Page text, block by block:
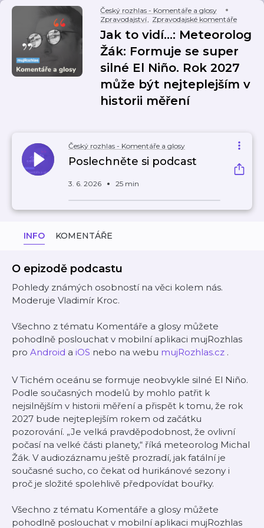
Český rozhlas - Komentáře a glosy
Zpravodajství, Zpravodajské komentáře
Jak to vidí...: Meteorolog
Žák: Formuje se super
silné El Niño. Rok 2027
může být nejteplejším v
historii měření
Český rozhlas - Komentáře a glosy
Poslechněte si podcast
3. 6. 2026 25 min
INFO KOMENTÁŘE
O epizodě podcastu
Pohledy známých osobností na věci kolem nás.
Moderuje Vladimír Kroc.
Všechno z tématu Komentáře a glosy můžete
pohodlně poslouchat v mobilní aplikaci mujRozhlas
pro Android a iOS nebo na webu mujRozhlas.cz .
V Tichém oceánu se formuje neobvykle silné El Niño.
Podle současných modelů by mohlo patřit k
nejsilnějším v historii měření a přispět k tomu, že rok
2027 bude nejteplejším rokem od začátku
pozorování. „Je velká pravděpodobnost, že ovlivní
počasí na velké části planety,“ říká meteorolog Michal
Žák. V audiozáznamu ještě prozradí, jak fatální je
současné sucho, co čekat od hurikánové sezony i
proč je složité spolehlivě předpovídat bouřky.
Všechno z tématu Komentáře a glosy můžete
pohodlně poslouchat v mobilní aplikaci mujRozhlas